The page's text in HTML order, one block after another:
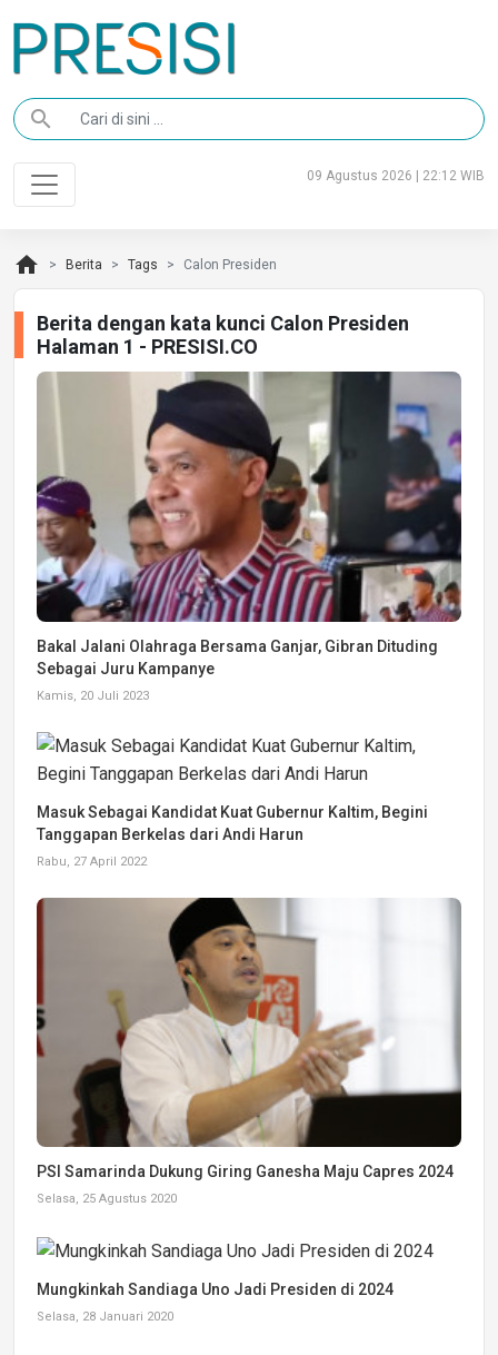
search
09 Agustus 2026 | 22:12 WIB
home Berita Tags Calon Presiden
Berita dengan kata kunci Calon Presiden
Halaman 1 - PRESISI.CO
Bakal Jalani Olahraga Bersama Ganjar, Gibran Dituding
Sebagai Juru Kampanye
Kamis, 20 Juli 2023
Masuk Sebagai Kandidat Kuat Gubernur Kaltim, Begini
Tanggapan Berkelas dari Andi Harun
Rabu, 27 April 2022
PSI Samarinda Dukung Giring Ganesha Maju Capres 2024
Selasa, 25 Agustus 2020
Mungkinkah Sandiaga Uno Jadi Presiden di 2024
Selasa, 28 Januari 2020